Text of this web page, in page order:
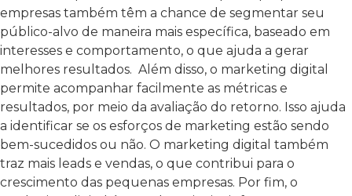
empresas também têm a chance de segmentar seu
público-alvo de maneira mais específica, baseado em
interesses e comportamento, o que ajuda a gerar
melhores resultados. Além disso, o marketing digital
permite acompanhar facilmente as métricas e
resultados, por meio da avaliação do retorno. Isso ajuda
a identificar se os esforços de marketing estão sendo
bem-sucedidos ou não. O marketing digital também
traz mais leads e vendas, o que contribui para o
crescimento das pequenas empresas. Por fim, o